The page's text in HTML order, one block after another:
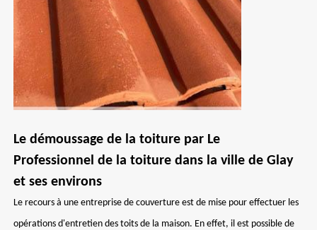
Le démoussage de la toiture par Le
Professionnel de la toiture dans la ville de Glay
et ses environs
Le recours à une entreprise de couverture est de mise pour effectuer les
opérations d'entretien des toits de la maison. En effet, il est possible de